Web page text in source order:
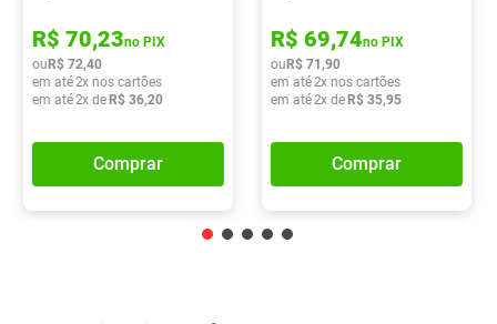
R$ 70,23no PIX
ou R$ 72,40
em até2x nos cartões
em até2x de R$ 36,20
Comprar
R$ 69,74no PIX
ou R$ 71 ,90
em até2x nos cartões
em até2x de R$ 35,95
Comprar